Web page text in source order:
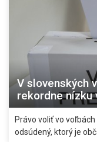
V slovenských
rekordne nízku
Právo voliť vo
odsúdený, ktorý je